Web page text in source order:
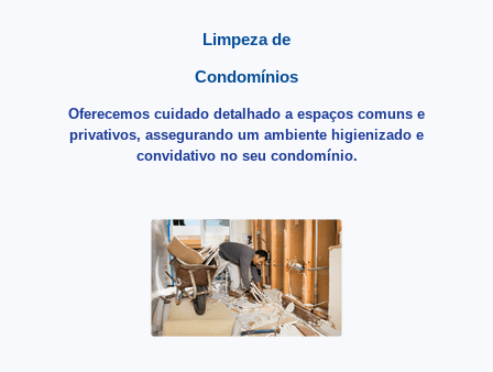
Limpeza de
Condomínios
Oferecemos cuidado detalhado a espaços comuns e
privativos, assegurando um ambiente higienizado e
convidativo no seu condomínio.